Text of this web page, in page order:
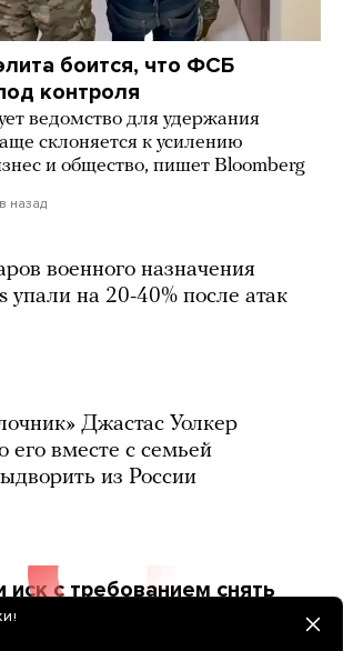
боится, что ФСБ
контроля
ведомство для удержания
склоняется к усилению
и общество, пишет Bloomberg
назад
военного назначения
упали на 20-40% после атак
Джастас Уолкер
его вместе с семьей
из России
иск с требованием снять
А разве это еще